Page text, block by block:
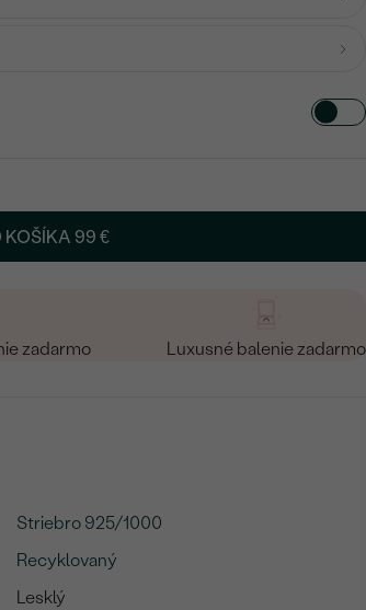
KOŠÍKA 99 €
zadarmo Luxusné balenie zadarmo
Striebro 925/1000
Recyklovaný
Lesklý